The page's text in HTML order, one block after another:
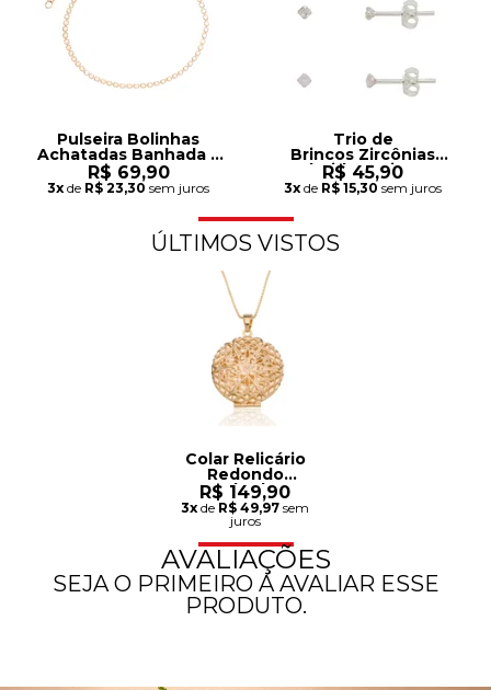
Pulseira Bolinhas
Achatadas Banhada a
Ouro 18K
R$ 69,90
3x de R$ 23,30 sem juros
Trio de
Brincos Zircônias
Coloridas Leitosas
2mm Prata
R$ 45,90
3x de R$ 15,30 sem juros
ÚLTIMOS VISTOS
Colar Relicário
Redondo
Banhado a
Ouro 18K
R$ 149,90
3xde R$ 49,97 sem
juros
AVALIAÇÕES
SEJA O PRIMEIRO A AVALIAR ESSE
PRODUTO.